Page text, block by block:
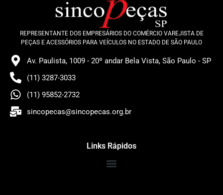
REPRESENTANTE DOS EMPRESÁRIOS DO COMÉRCIO VAREJISTA DE
PEÇAS E ACESSÓRIOS PARA VEÍCULOS NO ESTADO DE SÃO PAULO
Av. Paulista, 1009 - 20º andar Bela Vista, São Paulo - SP
(11) 3287-3033
(11) 95852-2732
sincopecas@sincopecas.org.br
Links Rápidos